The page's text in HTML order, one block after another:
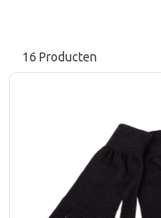
16 Producten